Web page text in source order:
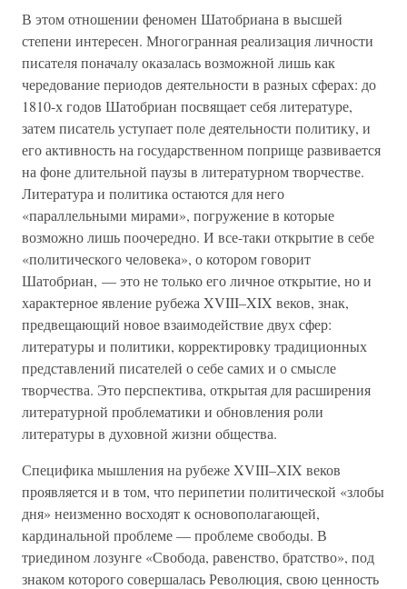
В этом отношении феномен Шатобриана в высшей
степени интересен. Многогранная реализация личности
писателя поначалу оказалась возможной лишь как
чередование периодов деятельности в разных сферах: до
1810-х годов Шатобриан посвящает себя литературе,
затем писатель уступает поле деятельности политику, и
его активность на государственном поприще развивается
на фоне длительной паузы в литературном творчестве.
Литература и политика остаются для него
«параллельными мирами», погружение в которые
возможно лишь поочередно. И все-таки открытие в себе
«политического человека», о котором говорит
Шатобриан, — это не только его личное открытие, но и
характерное явление рубежа XVIII–XIX веков, знак,
предвещающий новое взаимодействие двух сфер:
литературы и политики, корректировку традиционных
представлений писателей о себе самих и о смысле
творчества. Это перспектива, открытая для расширения
литературной проблематики и обновления роли
литературы в духовной жизни общества.
Специфика мышления на рубеже XVIII–XIX веков
проявляется и в том, что перипетии политической «злобы
дня» неизменно восходят к основополагающей,
кардинальной проблеме — проблеме свободы. В
триедином лозунге «Свобода, равенство, братство», под
знаком которого совершалась Революция, свою ценность